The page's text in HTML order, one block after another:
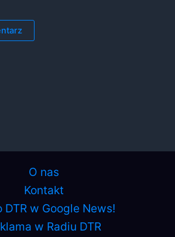
O nas
Kontakt
DTR w Google News!
w Radiu DTR